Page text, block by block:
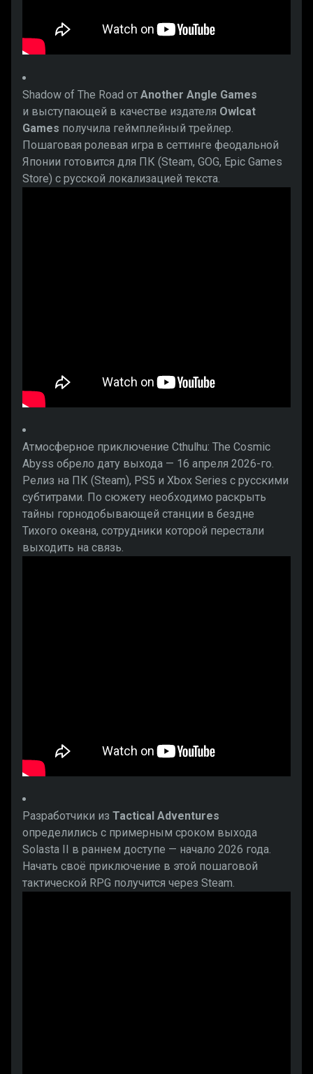
Shadow of The Road от Another Angle Games
и выступающей в качестве издателя Owlcat
Games получила геймплейный трейлер.
Пошаговая ролевая игра в сеттинге феодальной
Японии готовится для ПК (Steam, GOG, Epic Games
Store) с русской локализацией текста.
Атмосферное приключение Cthulhu: The Cosmic
Abyss обрело дату выхода — 16 апреля 2026-го.
Релиз на ПК (Steam), PS5 и Xbox Series с русскими
субтитрами. По сюжету необходимо раскрыть
тайны горнодобывающей станции в бездне
Тихого океана, сотрудники которой перестали
выходить на связь.
Разработчики из Tactical Adventures
определились с примерным сроком выхода
Solasta II в раннем доступе — начало 2026 года.
Начать своё приключение в этой пошаговой
тактической RPG получится через Steam.